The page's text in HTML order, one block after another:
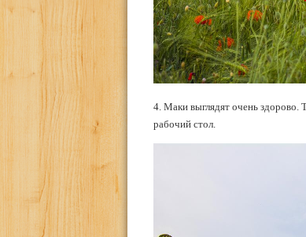
4. Маки выглядят очень здорово.
рабочий стол.